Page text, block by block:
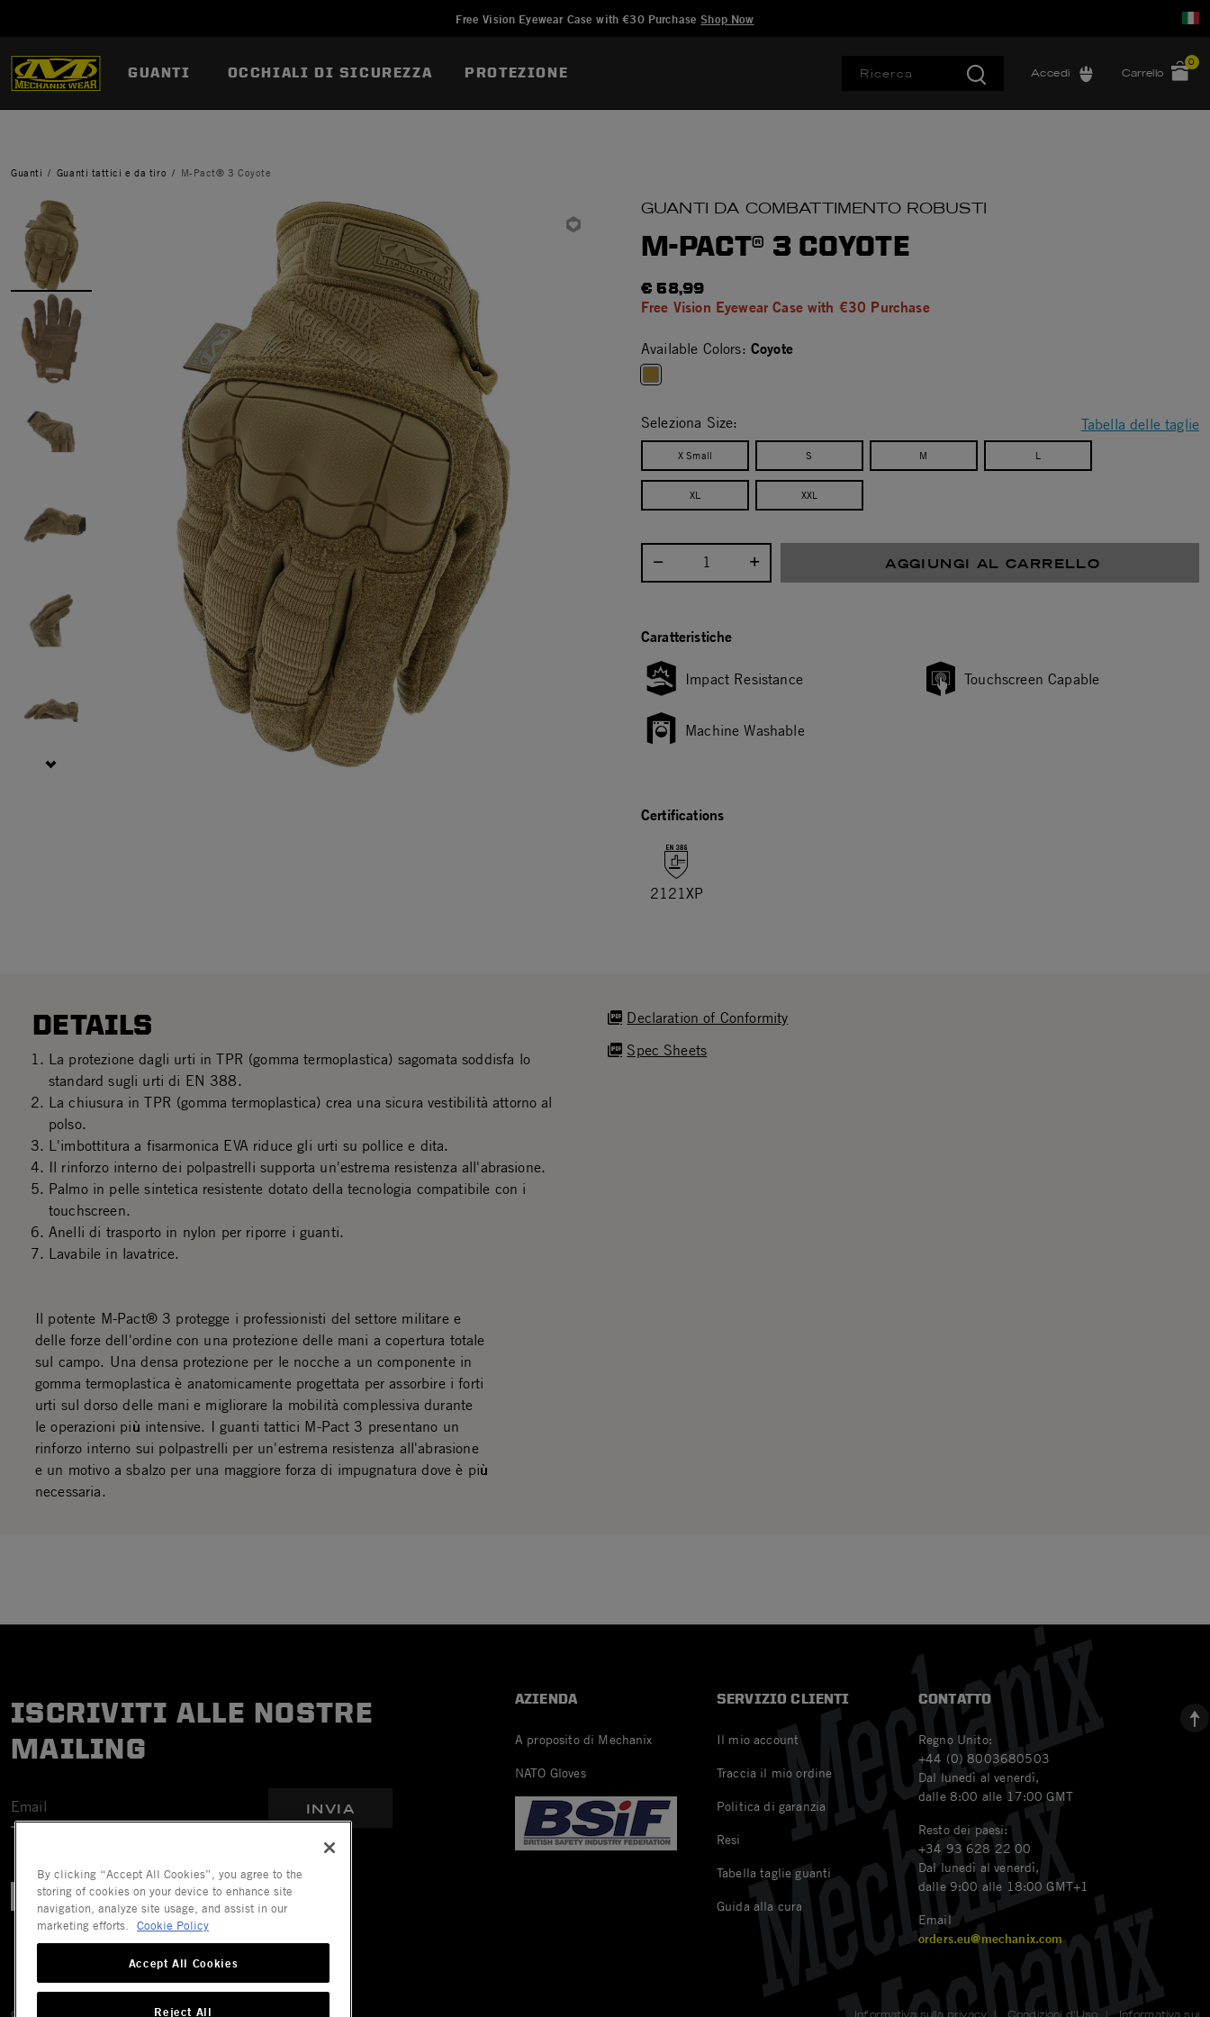
Free Vision Eyewear Case with €30 PurchaseShop Now
GUANTI OCCHIALI DI SICUREZZA PROTEZIONE Accedi Carrello
0
Guanti Guanti tattici e da tiro M-Pact® 3 Coyote
GUANTI DA COMBATTIMENTO ROBUSTI
M-PACT® 3 COYOTE
€ 58,99
Free Vision Eyewear Case with €30 Purchase
Available Colors: Coyote
Tabella delle taglie
Seleziona Size:
X Small S M L
XL XXL
Seleziona la quantità: AGGIUNGI AL CARRELLO
Caratteristiche
Impact Resistance Touchscreen Capable
Machine Washable
Certifications
2121XP
DETAILS
La protezione dagli urti in TPR (gomma termoplastica) sagomata soddisfa lo
standard sugli urti di EN 388.
La chiusura in TPR (gomma termoplastica) crea una sicura vestibilità attorno al
polso.
L'imbottitura a fisarmonica EVA riduce gli urti su pollice e dita.
Il rinforzo interno dei polpastrelli supporta un'estrema resistenza all'abrasione.
Palmo in pelle sintetica resistente dotato della tecnologia compatibile con i
touchscreen.
Anelli di trasporto in nylon per riporre i guanti.
Lavabile in lavatrice.
Declaration of Conformity
Spec Sheets
Il potente M-Pact® 3 protegge i professionisti del settore militare e
delle forze dell'ordine con una protezione delle mani a copertura totale
sul campo. Una densa protezione per le nocche a un componente in
gomma termoplastica è anatomicamente progettata per assorbire i forti
urti sul dorso delle mani e migliorare la mobilità complessiva durante
le operazioni più intensive. I guanti tattici M-Pact 3 presentano un
rinforzo interno sui polpastrelli per un'estrema resistenza all'abrasione
e un motivo a sbalzo per una maggiore forza di impugnatura dove è più
necessaria.
ISCRIVITI ALLE NOSTRE
MAILING
INVIA
AZIENDA
A proposito di Mechanix
NATO Gloves
SERVIZIO CLIENTI
Il mio account
Traccia il mio ordine
Politica di garanzia
Resi
Tabella taglie guanti
Guida alla cura
CONTATTO
Regno Unito:
+44 (0) 8003680503
Dal lunedì al venerdì,
dalle 8:00 alle 17:00 GMT
Resto dei paesi:
+34 93 628 22 00
Dal lunedì al venerdì,
dalle 9:00 alle 18:00 GMT+1
Email
orders.eu@mechanix.com
© 2026 Mechanix Wear LLC. Tutti i diritti riservati. Informativa sulla privacy |Condizioni d'Uso | Informativa sui
Aggiunto a Gestisci Lista dei Desideri
By clicking “Accept All Cookies”, you agree to the
storing of cookies on your device to enhance site
navigation, analyze site usage, and assist in our
marketing efforts.
Cookie Policy
Accept All Cookies
Reject All